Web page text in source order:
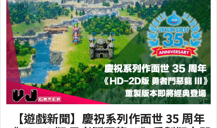
【遊戲新聞】慶祝系列作面世 35 周年